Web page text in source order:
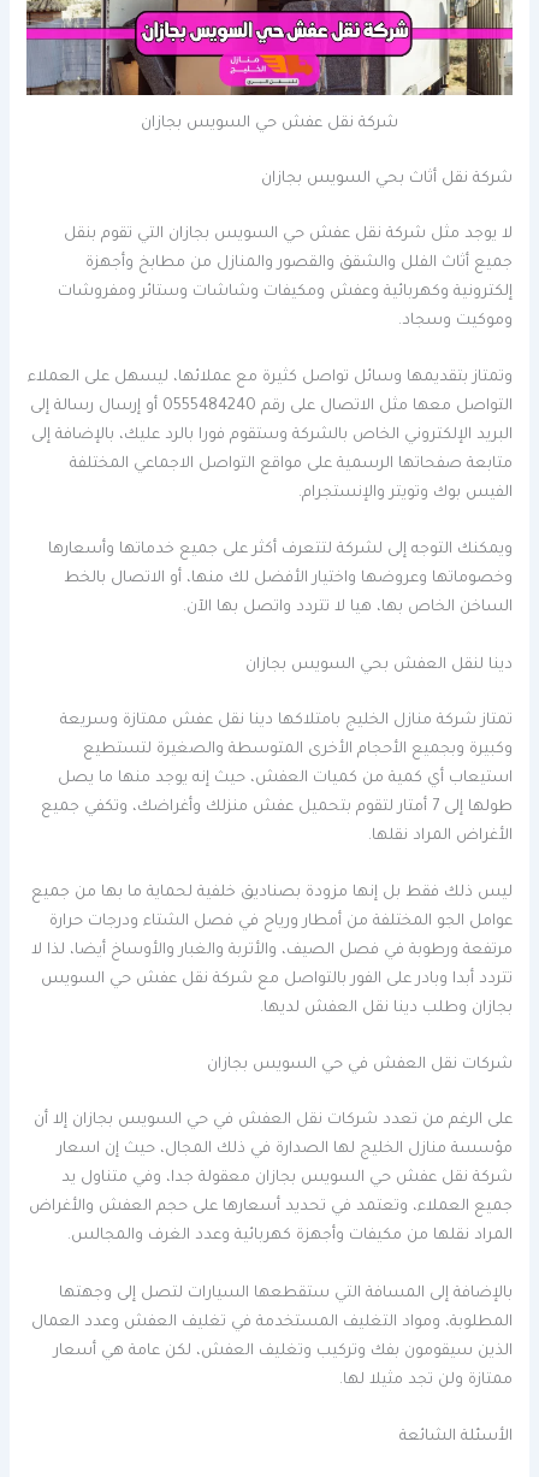
شركة نقل عفش حي السويس بجازان
شركة نقل أثاث بحي السويس بجازان
لا يوجد مثل شركة نقل عفش حي السويس بجازان التي تقوم بنقل
جميع أثاث الفلل والشقق والقصور والمنازل من مطابخ وأجهزة
إلكترونية وكهربائية وعفش ومكيفات وشاشات وستائر ومفروشات
وموكيت وسجاد.
وتمتاز بتقديمها وسائل تواصل كثيرة مع عملائها، ليسهل على العملاء
التواصل معها مثل الاتصال على رقم 0555484240 أو إرسال رسالة إلى
البريد الإلكتروني الخاص بالشركة وستقوم فورا بالرد عليك، بالإضافة إلى
متابعة صفحاتها الرسمية على مواقع التواصل الاجماعي المختلفة
الفيس بوك وتويتر والإنستجرام.
ويمكنك التوجه إلى لشركة لتتعرف أكثر على جميع خدماتها وأسعارها
وخصوماتها وعروضها واختيار الأفضل لك منها، أو الاتصال بالخط
الساخن الخاص بها، هيا لا تتردد واتصل بها الآن.
دينا لنقل العفش بحي السويس بجازان
تمتاز شركة منازل الخليج بامتلاكها دينا نقل عفش ممتازة وسريعة
وكبيرة وبجميع الأحجام الأخرى المتوسطة والصغيرة لتستطيع
استيعاب أي كمية من كميات العفش، حيث إنه يوجد منها ما يصل
طولها إلى 7 أمتار لتقوم بتحميل عفش منزلك وأغراضك، وتكفي جميع
الأغراض المراد نقلها.
ليس ذلك فقط بل إنها مزودة بصناديق خلفية لحماية ما بها من جميع
عوامل الجو المختلفة من أمطار ورياح في فصل الشتاء ودرجات حرارة
مرتفعة ورطوبة في فصل الصيف، والأتربة والغبار والأوساخ أيضا، لذا لا
تتردد أبدا وبادر على الفور بالتواصل مع شركة نقل عفش حي السويس
بجازان وطلب دينا نقل العفش لديها.
شركات نقل العفش في حي السويس بجازان
على الرغم من تعدد شركات نقل العفش في حي السويس بجازان إلا أن
مؤسسة منازل الخليج لها الصدارة في ذلك المجال، حيث إن اسعار
شركة نقل عفش حي السويس بجازان معقولة جدا، وفي متناول يد
جميع العملاء، وتعتمد في تحديد أسعارها على حجم العفش والأغراض
المراد نقلها من مكيفات وأجهزة كهربائية وعدد الغرف والمجالس.
بالإضافة إلى المسافة التي ستقطعها السيارات لتصل إلى وجهتها
المطلوبة، ومواد التغليف المستخدمة في تغليف العفش وعدد العمال
الذين سيقومون بفك وتركيب وتغليف العفش، لكن عامة هي أسعار
ممتازة ولن تجد مثيلا لها.
الأسئلة الشائعة